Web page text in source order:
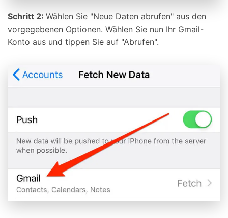
Schritt 2: Wählen Sie "Neue Daten abrufen" aus den
vorgegebenen Optionen. Wählen Sie nun Ihr Gmail-
Konto aus und tippen Sie auf "Abrufen".